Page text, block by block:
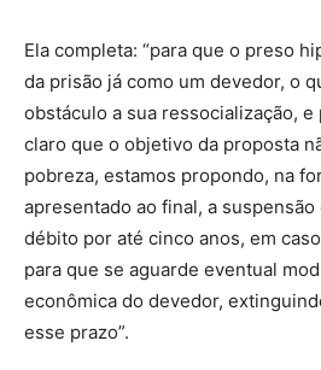
Ela completa: “para que o preso
da prisão já como um devedor, o
obstáculo a sua ressocialização,
claro que o objetivo da proposta
pobreza, estamos propondo, na
apresentado ao final, a
débito por até cinco anos, em
para que se aguarde eventual
econômica do devedor,
esse prazo”.